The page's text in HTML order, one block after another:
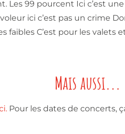
Les 99 pourcent Ici c’est
ici c’est pas un crime
faibles C’est pour les valets
Mais aussi...
Pour les dates de concerts,